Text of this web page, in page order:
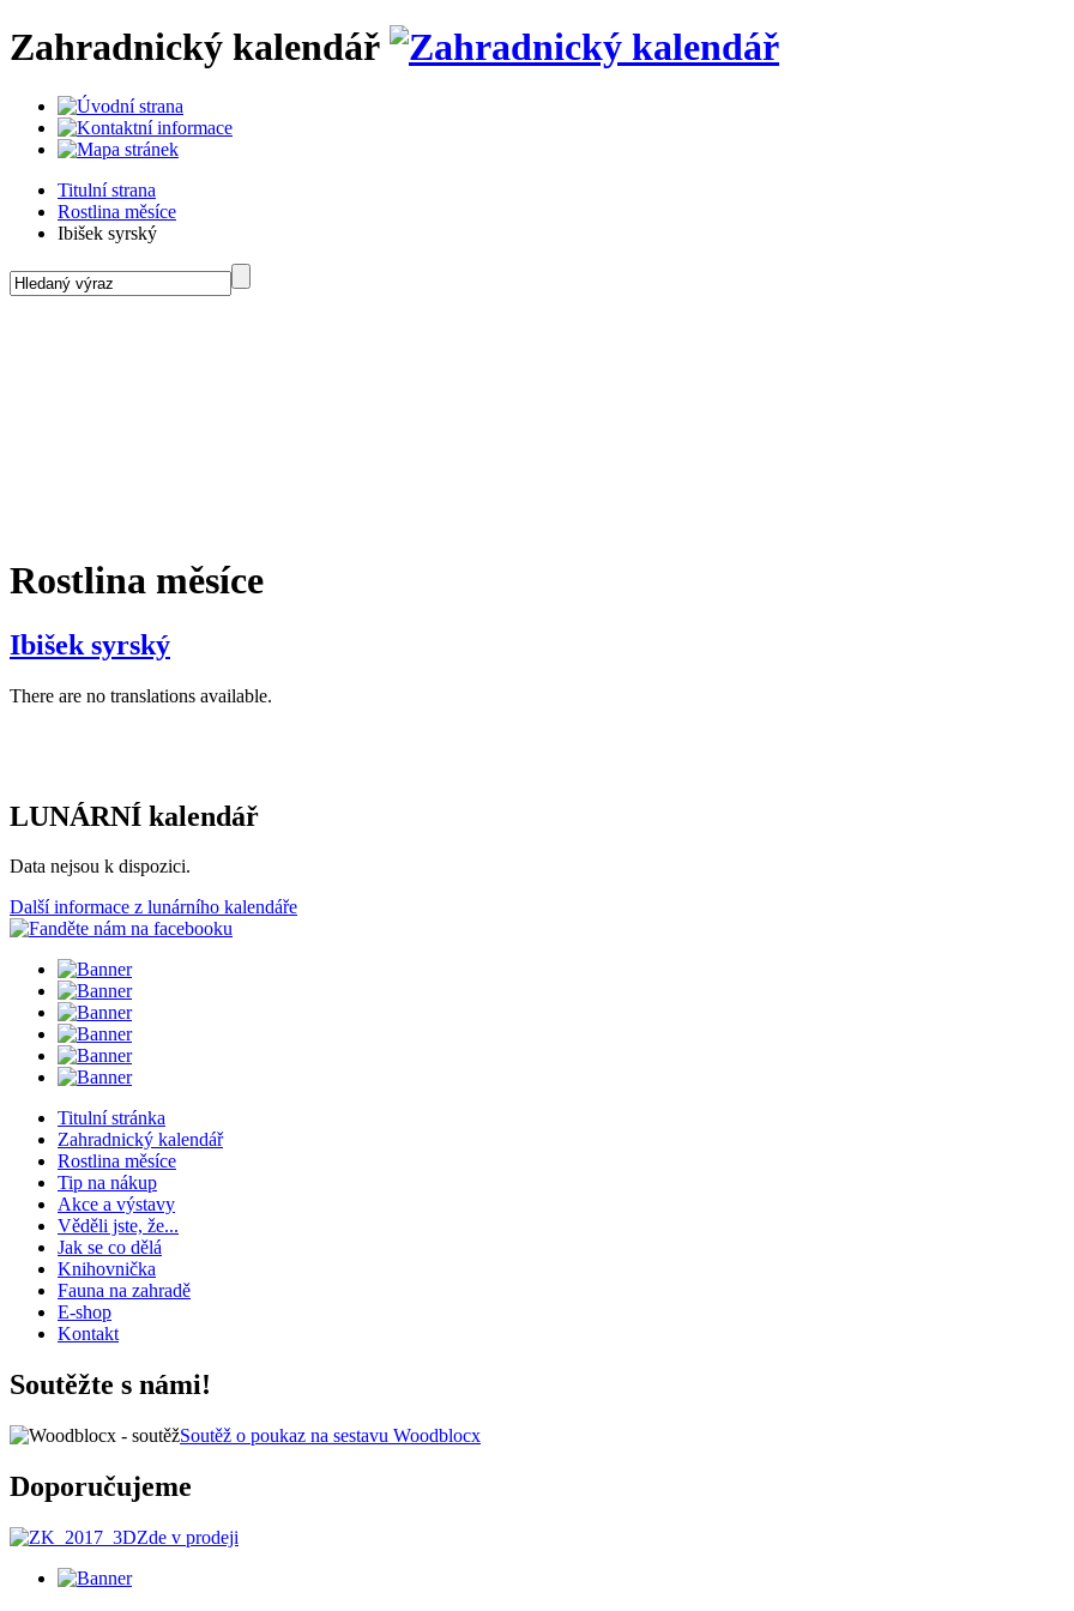
Zahradnický kalendář
Titulní strana
Rostlina měsíce
Ibišek syrský
Rostlina měsíce
Ibišek syrský
There are no translations available.
LUNÁRNÍ kalendář
Data nejsou k dispozici.
Další informace z lunárního kalendáře
Titulní stránka
Zahradnický kalendář
Rostlina měsíce
Tip na nákup
Akce a výstavy
Věděli jste, že...
Jak se co dělá
Knihovnička
Fauna na zahradě
E-shop
Kontakt
Soutěžte s námi!
Soutěž o poukaz na sestavu Woodblocx
Doporučujeme
Zde v prodeji